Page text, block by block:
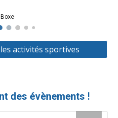
Boxe
activités sportives
des évènements !